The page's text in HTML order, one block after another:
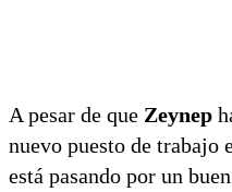
A pesar de que Zeynep
nuevo puesto de trabajo
está pasando por un